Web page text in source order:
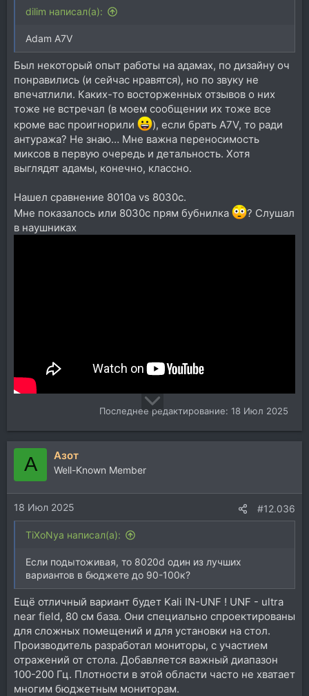
dilim написал(а):
Adam A7V
Был некоторый опыт работы на адамах, по дизайну оч
понравились (и сейчас нравятся), но по звуку не
впечатлили. Каких-то восторженных отзывов о них
тоже не встречал (в моем сообщении их тоже все
кроме вас проигнорили
), если брать A7V, то ради
антуража? Не знаю… Мне важна переносимость
миксов в первую очередь и детальность. Хотя
выглядят адамы, конечно, классно.
Нашел сравнение 8010a vs 8030c.
Мне показалось или 8030c прям бубнилка
? Слушал
в наушниках
Последнее редактирование: 18 Июл 2025
А Азот
Well-Known Member
18 Июл 2025 #12.036
TiXoNya написал(а):
Если подытоживая, то 8020d один из лучших
вариантов в бюджете до 90-100к?
Ещё отличный вариант будет Kali IN-UNF ! UNF - ultra
near field, 80 см база. Они специально спроектированы
для сложных помещений и для установки на стол.
Производитель разработал мониторы, с участием
отражений от стола. Добавляется важный диапазон
100-200 Гц. Плотности в этой области часто не хватает
многим бюджетным мониторам.